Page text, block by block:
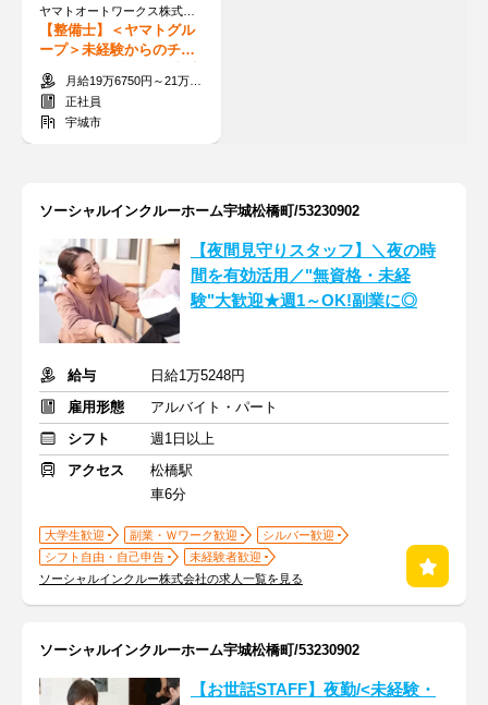
【整備士】＜ヤマトグル
ープ＞未経験からのチャ
レンジOK！資格取得制度
あり！見学だけも◎
月給19万6750円～21万250円+交通費+各種手当
正社員
宇城市
ソーシャルインクルーホーム宇城松橋町/53230902
【夜間見守りスタッフ】＼夜の時
間を有効活用／"無資格・未経
験"大歓迎★週1～OK!副業に◎
給与
日給1万5248円
雇用形態
アルバイト・パート
シフト
週1日以上
アクセス
松橋駅
車6分
大学生歓迎 副業・Ｗワーク歓迎
シルバー歓迎
シフト自由・自己申告
未経験者歓迎
ソーシャルインクルー株式会社の求人一覧を見る
ソーシャルインクルーホーム宇城松橋町/53230902
【お世話STAFF】夜勤/<未経験・